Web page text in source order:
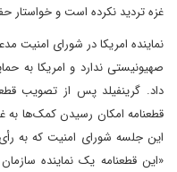
غزه تردید نکرده است و
نماینده امریکا در شورای امنیت
صهیونیستی ندارد و امریکا به
داد. گرینفیلد پس از تصویب
قطعنامه امکان رسیدن کمک‌ها به
این جلسه شورای امنیت که به
«این قطعنامه یک نماینده